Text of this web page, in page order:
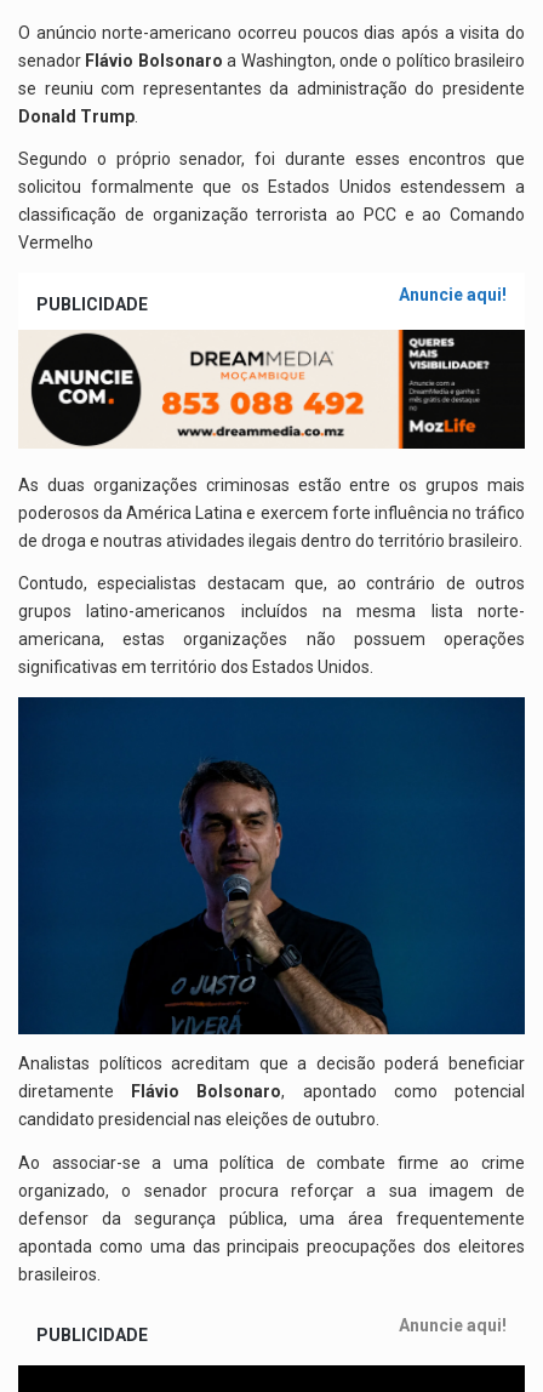
at
s
A
p
p
ce
b
o
o
k
ke
dI
e
gr
m
ail ar
e
O anúncio norte-americano ocorreu poucos dias após a visita do
senador Flávio Bolsonaro a Washington, onde o político brasileiro
se reuniu com representantes da administração do presidente
Donald Trump
Segundo o próprio senador, foi durante esses encontros que
solicitou formalmente que os Estados Unidos estendessem a
classificação de organização terrorista ao PCC e ao Comando
Vermelho
PUBLICIDADE Anuncie aqui!
As duas organizações criminosas estão entre os grupos mais
poderosos da América Latina e exercem forte influência no tráfico
de droga e noutras atividades ilegais dentro do território brasileiro.
Contudo, especialistas destacam que, ao contrário de outros
grupos latino-americanos incluídos na mesma lista norte-
americana, estas organizações não possuem operações
significativas em território dos Estados Unidos.
Analistas políticos acreditam que a decisão poderá beneficiar
diretamente
Flávio Bolsonaro, apontado como potencial
candidato presidencial nas eleições de outubro.
Ao associar-se a uma política de combate firme ao crime
organizado, o senador procura reforçar a sua imagem de
defensor da segurança pública, uma área frequentemente
apontada como uma das principais preocupações dos eleitores
brasileiros.
PUBLICIDADE Anuncie aqui!